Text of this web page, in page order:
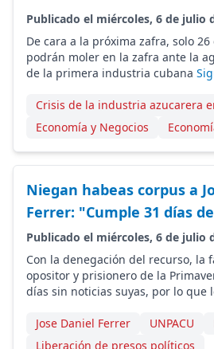
Publicado el miércoles, 6 de julio
De cara a la próxima zafra, solo
podrán moler en la zafra ante la
de la primera industria cubana
Crisis de la industria azucarera
Economía y Negocios
Niegan habeas corpus a
Ferrer: "Cumple 31 días
Publicado el miércoles, 6 de julio
Con la denegación del recurso, la
opositor y prisionero de la
días sin noticias suyas, por lo que
Jose Daniel Ferrer UNPACU
Liberación de presos políticos